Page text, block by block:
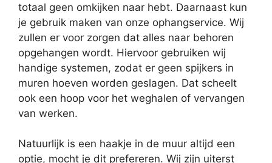
totaal geen omkijken naar hebt. Daarnaast kun
je gebruik maken van onze ophangservice. Wij
zullen er voor zorgen dat alles naar behoren
opgehangen wordt. Hiervoor gebruiken wij
handige systemen, zodat er geen spijkers in
muren hoeven worden geslagen. Dat scheelt
ook een hoop voor het weghalen of vervangen
van werken.
Natuurlijk is een haakje in de muur altijd een
optie, mocht je dit prefereren. Wij zijn uiterst